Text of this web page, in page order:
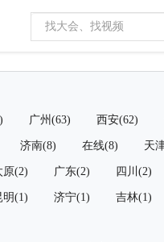
广州(63) 西安(62)
济南(8) 在线(8) 天
原(2) 广东(2) 四川(2)
明(1) 济宁(1) 吉林(1)